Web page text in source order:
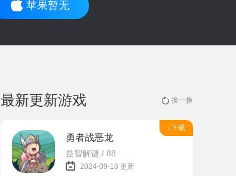
苹果暂无
最新更新游戏 换一换
↓下载
勇者战恶龙
益智解谜 / 88
2024-09-18 更新